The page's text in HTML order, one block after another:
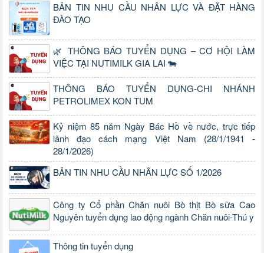
BẢN TIN NHU CẦU NHÂN LỰC VÀ ĐẶT HÀNG
ĐÀO TẠO
🌿 THÔNG BÁO TUYỂN DỤNG – CƠ HỘI LÀM
VIỆC TẠI NUTIMILK GIA LAI 🐄
THÔNG BÁO TUYỂN DỤNG-CHI NHÁNH
PETROLIMEX KON TUM
Kỷ niệm 85 năm Ngày Bác Hồ về nước, trực tiếp
lãnh đạo cách mạng Việt Nam (28/1/1941 -
28/1/2026)
BẢN TIN NHU CẦU NHÂN LỰC SỐ 1/2026
Công ty Cổ phần Chăn nuôi Bò thịt Bò sữa Cao
Nguyên tuyển dụng lao động ngành Chăn nuôi-Thú y
Thông tin tuyển dụng